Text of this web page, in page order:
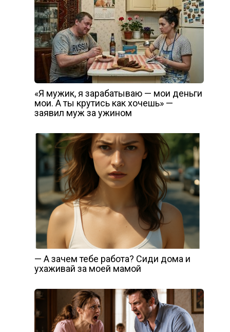
«Я мужик, я зарабатываю — мои деньги
мои. А ты крутись как хочешь» —
заявил муж за ужином
— А зачем тебе работа? Сиди дома и
ухаживай за моей мамой